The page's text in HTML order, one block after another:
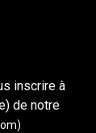
inscrire à
de notre